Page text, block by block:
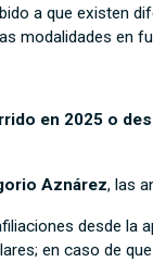
a que existen
modalidades en
en 2025 o
Aznárez, las
desde la
en caso de